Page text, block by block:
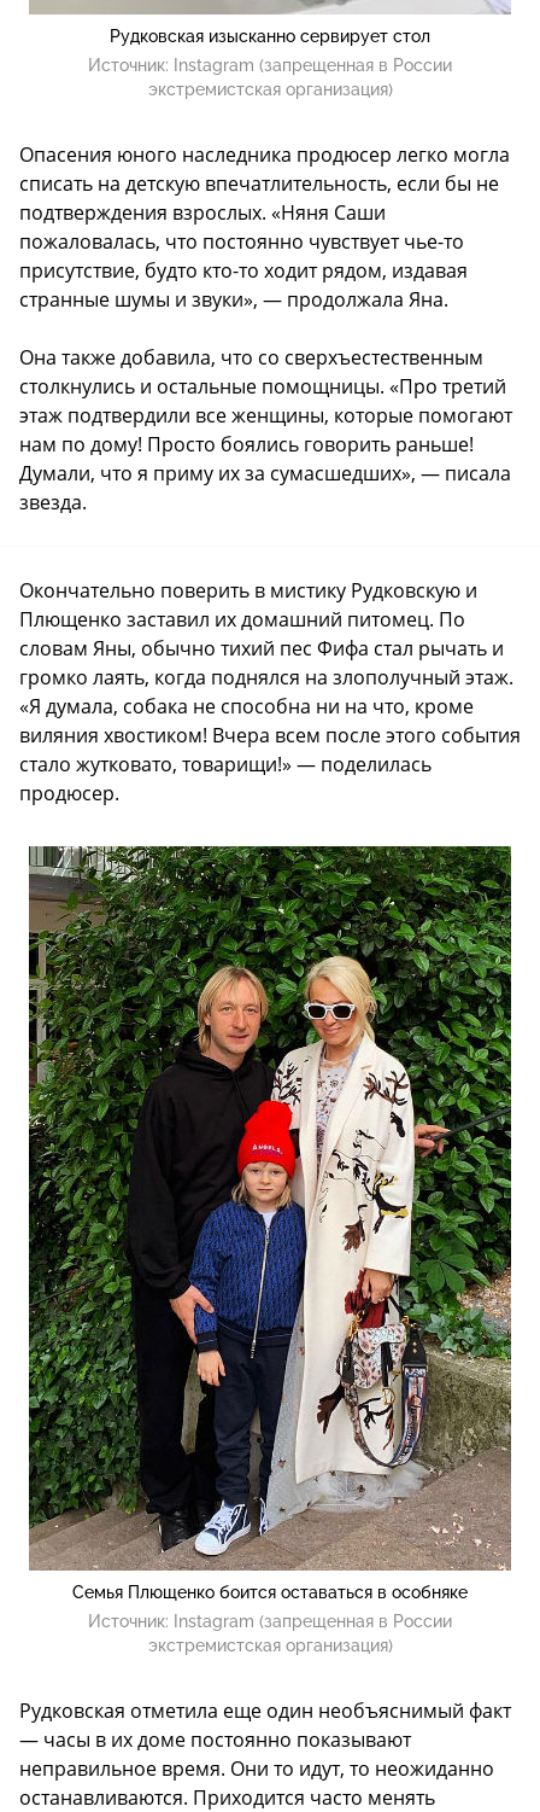
Рудковская изысканно сервирует стол
Источник:
Instagram (запрещенная в России
экстремистская организация)
Опасения юного наследника продюсер легко могла
списать на детскую впечатлительность, если бы не
подтверждения взрослых. «Няня Саши
пожаловалась, что постоянно чувствует чье-то
присутствие, будто кто-то ходит рядом, издавая
странные шумы и звуки», — продолжала Яна.
Она также добавила, что со сверхъестественным
столкнулись и остальные помощницы. «Про третий
этаж подтвердили все женщины, которые помогают
нам по дому! Просто боялись говорить раньше!
Думали, что я приму их за сумасшедших», — писала
звезда.
Окончательно поверить в мистику Рудковскую и
Плющенко заставил их домашний питомец. По
словам Яны, обычно тихий пес Фифа стал рычать и
громко лаять, когда поднялся на злополучный этаж.
«Я думала, собака не способна ни на что, кроме
виляния хвостиком! Вчера всем после этого события
стало жутковато, товарищи!» — поделилась
продюсер.
Семья Плющенко боится оставаться в особняке
Источник:
Instagram (запрещенная в России
экстремистская организация)
Рудковская отметила еще один необъяснимый факт
— часы в их доме постоянно показывают
неправильное время. Они то идут, то неожиданно
останавливаются. Приходится часто менять